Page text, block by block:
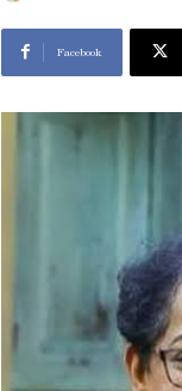
Facebook